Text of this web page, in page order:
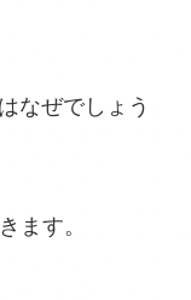
なぜでしょう
ます。